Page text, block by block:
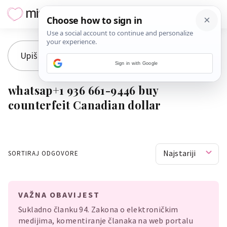
whatsap+1 936 661-9446 buy
counterfeit Canadian dollar
SORTIRAJ ODGOVORE Najstariji
VAŽNA OBAVIJEST
Sukladno članku 94. Zakona o elektroničkim
medijima, komentiranje članaka na web portalu
Sign in with Google